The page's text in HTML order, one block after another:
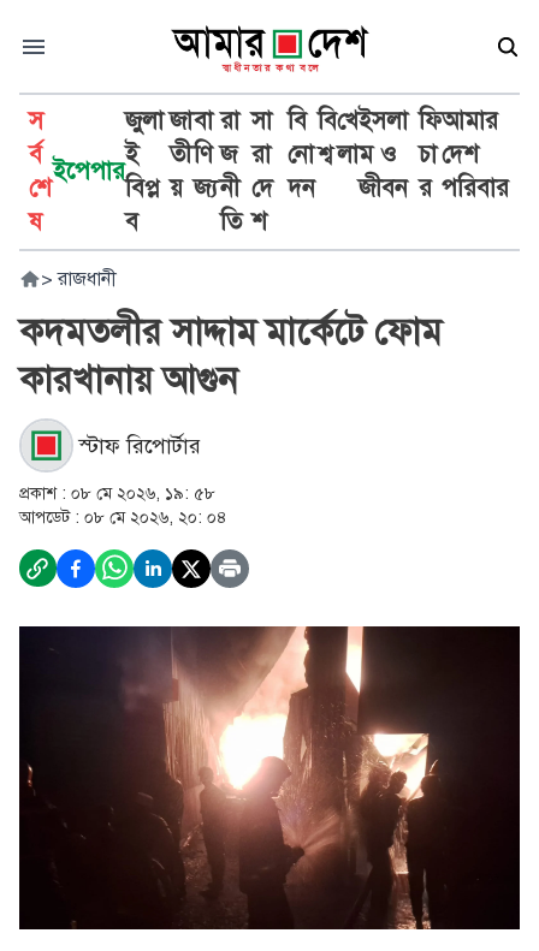
স
র্ব
শে
ষ
ইপেপার
জুলা
ই
বিপ্ল
ব
জা
তী
য়
বা
ণি
জ্য
রা
জ
নী
তি
সা
রা
দে
শ
বি
নো
দন
বি
শ্ব
খে
লা
ইসলা
ম ও
জীবন
ফি
চা
র
আমার
দেশ
পরিবার
> রাজধানী
কদমতলীর সাদ্দাম মার্কেটে ফোম
কারখানায় আগুন
স্টাফ রিপোর্টার
প্রকাশ : ০৮ মে ২০২৬, ১৯: ৫৮
আপডেট : ০৮ মে ২০২৬, ২০: ০৪